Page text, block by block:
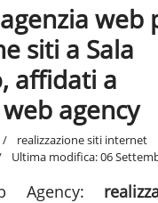
web
siti a Sala
affidati a
agency
realizzazione siti internet
Ultima modifica: 06
Agency: